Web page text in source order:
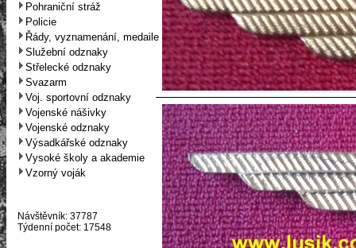
Pohraniční stráž
Policie
Řády, vyznamenání, medaile
Služební odznaky
Střelecké odznaky
Svazarm
Voj. sportovní odznaky
Vojenské nášivky
Vojenské odznaky
Výsadkářské odznaky
Vysoké školy a akademie
Vzorný voják
Návštěvník: 37787
Týdenní počet: 17548